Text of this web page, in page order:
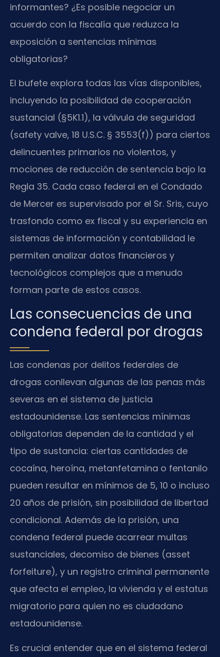
informantes? ¿Es posible negociar un
acuerdo con la fiscalía que reduzca la
exposición a sentencias mínimas
obligatorias?
El bufete explora todas las vías disponibles,
incluyendo la posibilidad de cooperación
sustancial (§5K1.1), la válvula de seguridad
(safety valve, 18 U.S.C. § 3553(f)) para ciertos
delincuentes primarios no violentos, y
mociones de reducción de sentencia bajo la
Regla 35. Cada caso federal en el Condado
de Mercer es supervisado por el Sr. Sris, cuyo
trasfondo como ex fiscal y su experiencia en
sistemas de información y contabilidad le
permiten analizar datos financieros y
tecnológicos complejos que a menudo
forman parte de estos casos.
Las consecuencias de una
condena federal por drogas
Las condenas por delitos federales de
drogas conllevan algunas de las penas más
severas en el sistema de justicia
estadounidense. Las sentencias mínimas
obligatorias dependen de la cantidad y el
tipo de sustancia: ciertas cantidades de
cocaína, heroína, metanfetamina o fentanilo
pueden resultar en mínimos de 5, 10 o incluso
20 años de prisión, sin posibilidad de libertad
condicional. Además de la prisión, una
condena federal puede acarrear multas
sustanciales, decomiso de bienes (asset
forfeiture), y un registro criminal permanente
que afecta el empleo, la vivienda y el estatus
migratorio para quien no es ciudadano
estadounidense.
Es crucial entender que en el sistema federal